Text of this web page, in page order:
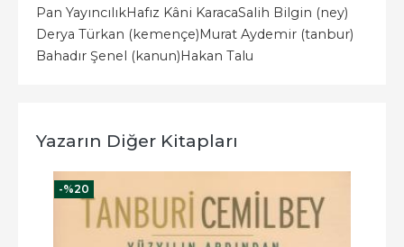
Pan YayıncılıkHafız Kâni KaracaSalih Bilgin (ney)
Derya Türkan (kemençe)Murat Aydemir (tanbur)
Bahadır Şenel (kanun)Hakan Talu
Yazarın Diğer Kitapları
-%20